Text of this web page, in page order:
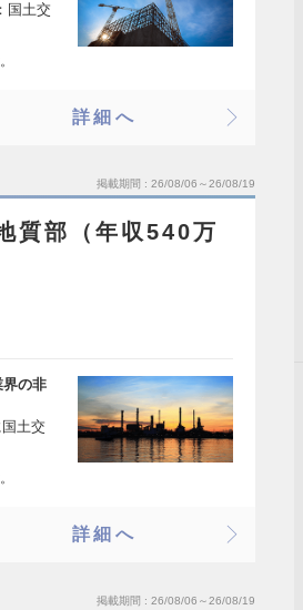
国土交
詳細へ
掲載期間 26/08/06～26/08/19
質部（年収540万
の非
土交
詳細へ
掲載期間 26/08/06～26/08/19